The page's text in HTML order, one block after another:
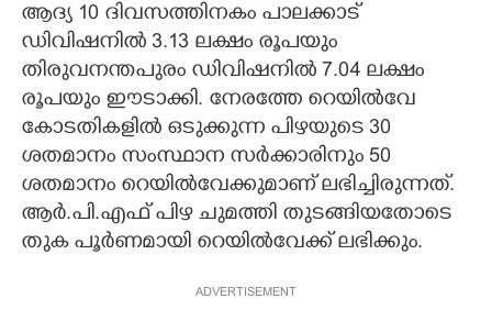
ആദ്യ 10 ദിവസത്തിനകം പാലക്കാട്
ഡിവിഷനിൽ 3.13 ലക്ഷം രൂപയും
തിരുവനന്തപുരം ഡിവിഷനിൽ 7.04 ലക്ഷം
രൂപയും ഈടാക്കി. നേരത്തേ റെയിൽവേ
കോടതികളിൽ ഒടുക്കുന്ന പിഴയുടെ 30
ശതമാനം സംസ്ഥാന സർക്കാരിനും 50
ശതമാനം റെയിൽവേക്കുമാണ് ലഭിച്ചിരുന്നത്.
ആർ.പി.എഫ് പിഴ ചുമത്തി തുടങ്ങിയതോടെ
തുക പൂർണമായി റെയിൽവേക്ക് ലഭിക്കും.
ADVERTISEMENT